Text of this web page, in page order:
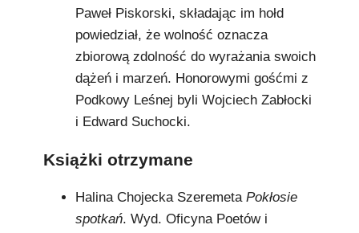
Paweł Piskorski, składając im hołd
powiedział, że wolność oznacza
zbiorową zdolność do wyrażania swoich
dążeń i marzeń. Honorowymi gośćmi z
Podkowy Leśnej byli Wojciech Zabłocki
i Edward Suchocki.
Książki otrzymane
Halina Chojecka Szeremeta Pokłosie
spotkań. Wyd. Oficyna Poetów i